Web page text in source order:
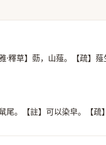
釋草】葝，山薤。【疏】薤
尾。【註】可以染皁。【